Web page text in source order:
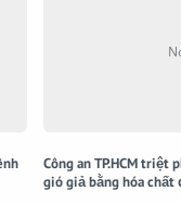
Công an TP.HCM triệt
gió giả bằng hóa chất